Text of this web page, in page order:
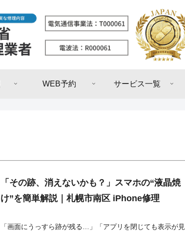
WEB予約 サービス一覧
「その跡、消えないかも？」スマホの“液晶焼
け”を簡単解説｜札幌市南区 iPhone修理
「画面にうっすら跡が残る…」「アプリを閉じても表示が見